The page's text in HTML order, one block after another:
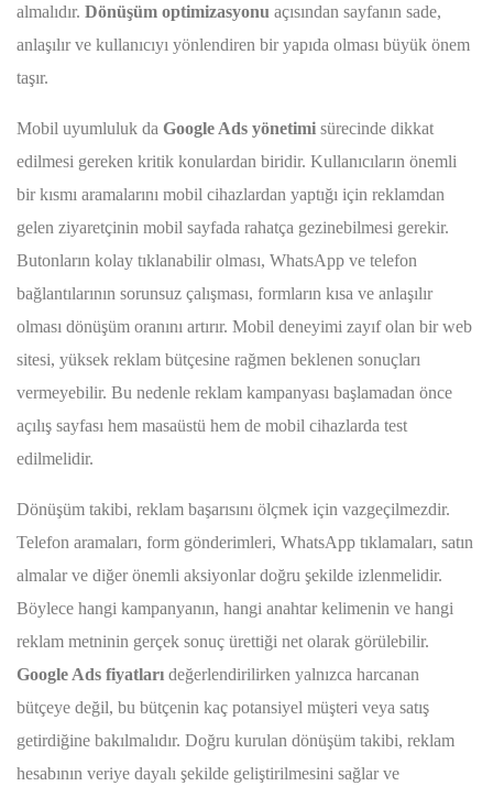
almalıdır. Dönüşüm optimizasyonu açısından sayfanın sade,
anlaşılır ve kullanıcıyı yönlendiren bir yapıda olması büyük önem
taşır.
Mobil uyumluluk da Google Ads yönetimi sürecinde dikkat
edilmesi gereken kritik konulardan biridir. Kullanıcıların önemli
bir kısmı aramalarını mobil cihazlardan yaptığı için reklamdan
gelen ziyaretçinin mobil sayfada rahatça gezinebilmesi gerekir.
Butonların kolay tıklanabilir olması, WhatsApp ve telefon
bağlantılarının sorunsuz çalışması, formların kısa ve anlaşılır
olması dönüşüm oranını artırır. Mobil deneyimi zayıf olan bir web
sitesi, yüksek reklam bütçesine rağmen beklenen sonuçları
vermeyebilir. Bu nedenle reklam kampanyası başlamadan önce
açılış sayfası hem masaüstü hem de mobil cihazlarda test
edilmelidir.
Dönüşüm takibi, reklam başarısını ölçmek için vazgeçilmezdir.
Telefon aramaları, form gönderimleri, WhatsApp tıklamaları, satın
almalar ve diğer önemli aksiyonlar doğru şekilde izlenmelidir.
Böylece hangi kampanyanın, hangi anahtar kelimenin ve hangi
reklam metninin gerçek sonuç ürettiği net olarak görülebilir.
Google Ads fiyatları değerlendirilirken yalnızca harcanan
bütçeye değil, bu bütçenin kaç potansiyel müşteri veya satış
getirdiğine bakılmalıdır. Doğru kurulan dönüşüm takibi, reklam
hesabının veriye dayalı şekilde geliştirilmesini sağlar ve